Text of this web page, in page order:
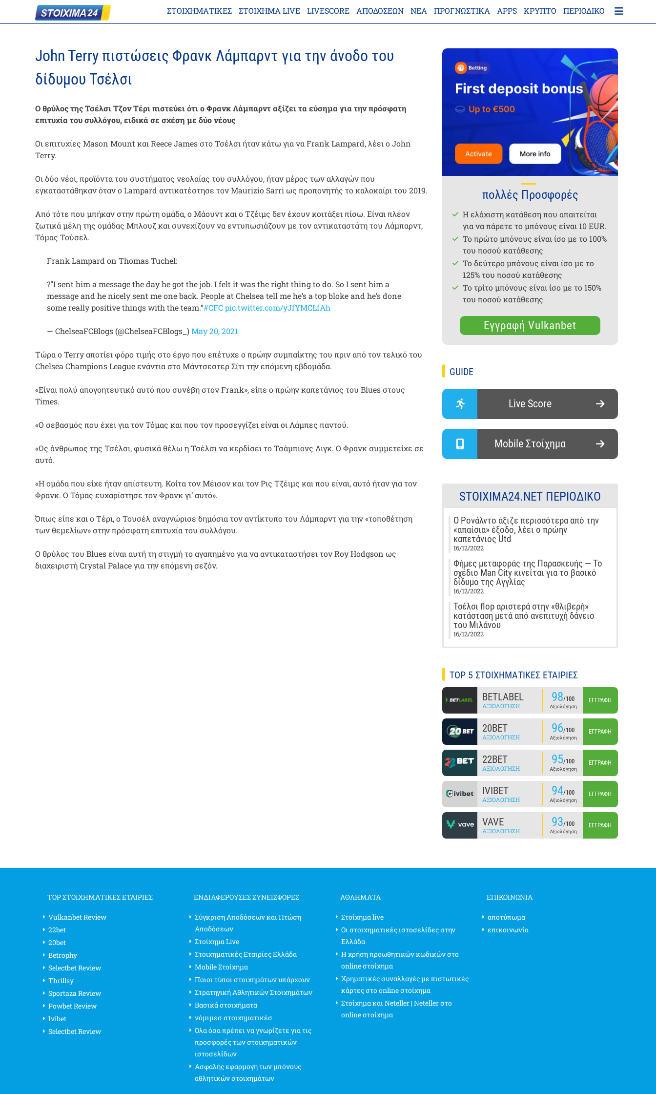
ΣΤΟΙΧΗΜΑΤΙΚΕΣ ΣΤΟΊΧΗΜΑ LIVE LIVESCORE ΑΠΟΔΌΣΕΩΝ ΝΈΑ ΠΡΟΓΝΩΣΤΙΚΑ APPS ΚΡΎΠΤΟ ΠΕΡΙΟΔΙΚΌ
John Terry πιστώσεις Φρανκ Λάμπαρντ για την άνοδο του
δίδυμου Τσέλσι
Ο θρύλος της Τσέλσι Τζον Τέρι πιστεύει ότι ο Φρανκ Λάμπαρντ αξίζει τα εύσημα για την πρόσφατη
επιτυχία του συλλόγου, ειδικά σε σχέση με δύο νέους
Οι επιτυχίες Mason Mount και Reece James στο Τσέλσι ήταν κάτω για να Frank Lampard, λέει ο John
Terry.
Οι δύο νέοι, προϊόντα του συστήματος νεολαίας του συλλόγου, ήταν μέρος των αλλαγών που
εγκαταστάθηκαν όταν ο Lampard αντικατέστησε τον Maurizio Sarri ως προπονητής το καλοκαίρι του 2019.
Από τότε που μπήκαν στην πρώτη ομάδα, ο Μάουντ και ο Τζέιμς δεν έχουν κοιτάξει πίσω. Είναι πλέον
ζωτικά μέλη της ομάδας Μπλουζ και συνεχίζουν να εντυπωσιάζουν με τον αντικαταστάτη του Λάμπαρντ,
Τόμας Τούσελ.
Frank Lampard on Thomas Tuchel:
?️”I sent him a message the day he got the job. I felt it was the right thing to do. So I sent him a
message and he nicely sent me one back. People at Chelsea tell me he’s a top bloke and he’s done
some really positive things with the team.”#CFCpic.twitter.com/yJfYMCLfAh
— ChelseaFCBlogs (@ChelseaFCBlogs_)May 20, 2021
Τώρα ο Terry αποτίει φόρο τιμής στο έργο που επέτυχε ο πρώην συμπαίκτης του πριν από τον τελικό του
Chelsea Champions League ενάντια στο Μάντσεστερ Σίτι την επόμενη εβδομάδα.
«Είναι πολύ απογοητευτικό αυτό που συνέβη στον Frank», είπε ο πρώην καπετάνιος του Blues στους
Times.
«Ο σεβασμός που έχει για τον Τόμας και που τον προσεγγίζει είναι οι Λάμπες παντού.
«Ως άνθρωπος της Τσέλσι, φυσικά θέλω η Τσέλσι να κερδίσει το Τσάμπιονς Λιγκ. Ο Φρανκ συμμετείχε σε
αυτό.
«Η ομάδα που είχε ήταν απίστευτη. Κοίτα τον Μέισον και τον Ρις Τζέιμς και που είναι, αυτό ήταν για τον
Φρανκ. Ο Τόμας ευχαρίστησε τον Φρανκ γι’ αυτό».
Όπως είπε και ο Τέρι, ο Τουσέλ αναγνώρισε δημόσια τον αντίκτυπο του Λάμπαρντ για την «τοποθέτηση
των θεμελίων» στην πρόσφατη επιτυχία του συλλόγου.
Ο θρύλος του Blues είναι αυτή τη στιγμή το αγαπημένο για να αντικαταστήσει τον Roy Hodgson ως
διαχειριστή Crystal Palace για την επόμενη σεζόν.
πολλές Προσφορές
Η ελάχιστη κατάθεση που απαιτείται
για να πάρετε το μπόνους είναι 10 EUR.
Το πρώτο μπόνους είναι ίσο με το 100%
του ποσού κατάθεσης
Το δεύτερο μπόνους είναι ίσο με το
125% του ποσού κατάθεσης
Το τρίτο μπόνους είναι ίσο με το 150%
του ποσού κατάθεσης
Εγγραφή Vulkanbet
GUIDE
Live Score
Mobile Στοίχημα
STOIXIMA24.NET ΠΕΡΙΟΔΙΚΌ
Ο Ρονάλντο άξιζε περισσότερα από την
«απαίσια» έξοδο, λέει ο πρώην
καπετάνιος Utd
16/12/2022
Φήμες μεταφοράς της Παρασκευής — Το
σχέδιο Man City κινείται για το βασικό
δίδυμο της Αγγλίας
16/12/2022
Τσέλσι flop αριστερά στην «θλιβερή»
κατάσταση μετά από ανεπιτυχή δάνειο
του Μιλάνου
16/12/2022
TOP 5 ΣΤΟΙΧΗΜΑΤΙΚΕΣ ΕΤΑΙΡΙΕΣ
BETLABEL
ΑΞΙΟΛΌΓΗΣΗ
98/100
Αξιολόγηση
ΕΓΓΡΑΦΉ
20BET
ΑΞΙΟΛΌΓΗΣΗ
96/100
Αξιολόγηση
ΕΓΓΡΑΦΉ
22BET
ΑΞΙΟΛΌΓΗΣΗ
95/100
Αξιολόγηση
ΕΓΓΡΑΦΉ
IVIBET
ΑΞΙΟΛΌΓΗΣΗ
94/100
Αξιολόγηση
ΕΓΓΡΑΦΉ
VAVE
ΑΞΙΟΛΌΓΗΣΗ
93/100
Αξιολόγηση
ΕΓΓΡΑΦΉ
TOP ΣΤΟΙΧΗΜΑΤΙΚΕΣ ΕΤΑΙΡΙΕΣ
Vulkanbet Review
22bet
20bet
Betrophy
Selectbet Review
Thrillsy
Sportaza Review
Powbet Review
Ivibet
Selectbet Review
ΕΝΔΙΑΦΈΡΟΥΣΕΣ ΣΥΝΕΙΣΦΟΡΈΣ
Σύγκριση Αποδόσεων και Πτώση
Αποδόσεων
Στοίχημα Live
Στοιχηματικές Εταιρίες Ελλάδα
Mobile Στοίχημα
Ποιοι τύποι στοιχημάτων υπάρχουν
Στρατηγική Αθλητικών Στοιχημάτων
Βασικά στοιχήματα
νόμιμεσ στοιχηματικέσ
Όλα όσα πρέπει να γνωρίζετε για τις
προσφορές των στοιχηματικών
ιστοσελίδων
Ασφαλής εφαρμογή των μπόνους
αθλητικών στοιχημάτων
ΑΘΛΗΜΑΤΑ
Στοίχημα live
Οι στοιχηματικές ιστοσελίδες στην
Ελλάδα
Η χρήση προωθητικών κωδικών στο
online στοίχημα
Χρηματικές συναλλαγές με πιστωτικές
κάρτες στο online στοίχημα
Στοίχημα και Neteller | Neteller στο
online στοίχημα
ΕΠΙΚΟΙΝΩΝΊΑ
αποτύπωμα
επικοινωνία